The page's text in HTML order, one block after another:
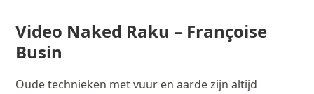
Video Naked Raku – Françoise
Busin
Oude technieken met vuur en aarde zijn altijd